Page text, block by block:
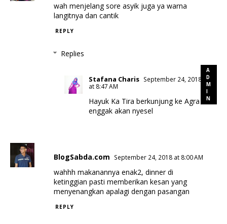
wah menjelang sore asyik juga ya warna
langitnya dan cantik
REPLY
Replies
Stafana Charis September 24, 2018
at 8:47 AM
Hayuk Ka Tira berkunjung ke Agra
enggak akan nyesel
BlogSabda.com September 24, 2018 at 8:00 AM
wahhh makanannya enak2, dinner di
ketinggian pasti memberikan kesan yang
menyenangkan apalagi dengan pasangan
REPLY